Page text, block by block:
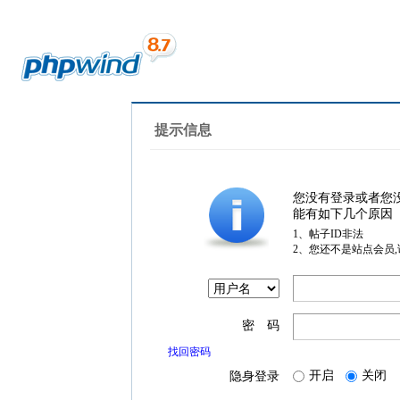
提示信息
您没有登录或者您
能有如下几个原因
1、帖子ID非法
2、您还不是站点会员
密 码
找回密码
隐身登录 开启 关闭